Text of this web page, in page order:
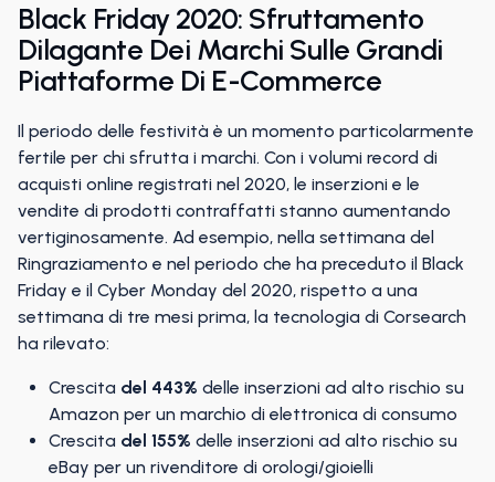
Black Friday 2020: Sfruttamento
Dilagante Dei Marchi Sulle Grandi
Piattaforme Di E-Commerce
Il periodo delle festività è un momento particolarmente
fertile per chi sfrutta i marchi. Con i volumi record di
acquisti online registrati nel 2020, le inserzioni e le
vendite di prodotti contraffatti stanno aumentando
vertiginosamente. Ad esempio, nella settimana del
Ringraziamento e nel periodo che ha preceduto il Black
Friday e il Cyber Monday del 2020, rispetto a una
settimana di tre mesi prima, la tecnologia di Corsearch
ha rilevato:
Crescita del 443% delle inserzioni ad alto rischio su
Amazon per un marchio di elettronica di consumo
Crescita del 155% delle inserzioni ad alto rischio su
eBay per un rivenditore di orologi/gioielli